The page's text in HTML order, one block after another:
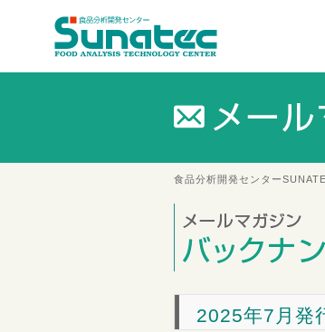
食品分析開発センター
2025年7月発